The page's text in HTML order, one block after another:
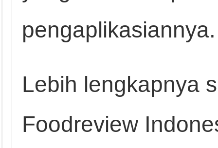
pengaplikasiannya.
Lebih lengkapnya
Foodreview